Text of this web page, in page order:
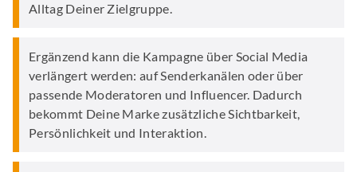
Alltag Deiner Zielgruppe.
Ergänzend kann die Kampagne über Social Media
verlängert werden: auf Senderkanälen oder über
passende Moderatoren und Influencer. Dadurch
bekommt Deine Marke zusätzliche Sichtbarkeit,
Persönlichkeit und Interaktion.